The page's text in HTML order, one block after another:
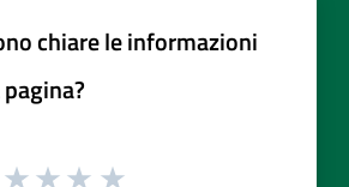
chiare le informazioni